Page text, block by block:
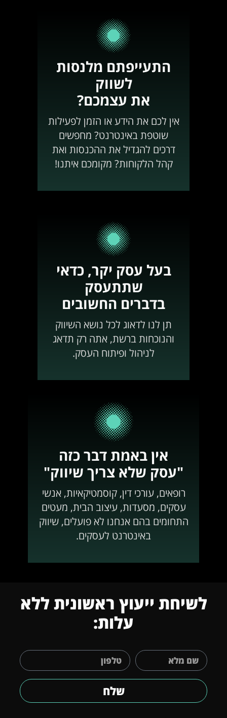
התעייפתם מלנסות
לשווק
את עצמכם?
אין לכם את הידע או הזמן לפעילות
שוטפת באינטרנט? מחפשים
דרכים להגדיל את ההכנסות ואת
קהל הלקוחות? מקומכם איתנו!
בעל עסק יקר, כדאי
שתתעסק
בדברים החשובים
תן לנו לדאוג לכל נושא השיווק
והנוכחות ברשת, אתה רק תדאג
לניהול ופיתוח העסק.
אין באמת דבר כזה
"עסק שלא צריך שיווק"
רופאים, עורכי דין, קוסמטיקאיות, אנשי
עסקים, מסעדות, עיצוב הבית, מעטים
התחומים בהם אנחנו לא פועלים, שיווק
באינטרנט לעסקים.
לשיחת ייעוץ ראשונית ללא
עלות:
שלח